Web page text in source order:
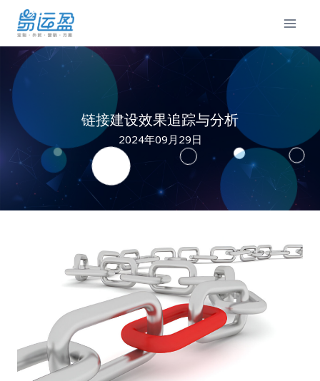
链接建设效果追踪与分析
2024年09月29日